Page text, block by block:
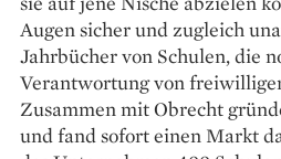
Augen sicher und zugleich
Jahrbücher von Schulen, die
Verantwortung von
Zusammen mit Obrecht
und fand sofort einen Markt